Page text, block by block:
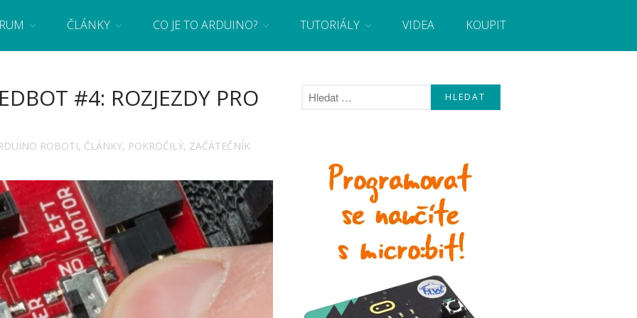
Úvod
se základy programování a elektroniky zábavnou formou! Arduino a microbit projekty, návody, novinky i tutoriály pro začátečníky i pro
ČLÁNKY CO JE TO ARDUINO? TUTORIÁLY VIDEA KOUPIT
#4: ROZJEZDY PRO
ROBOTI, ČLÁNKY, POKROČILÝ, ZAČÁTEČNÍK